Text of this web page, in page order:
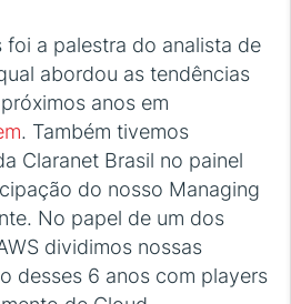
a palestra do analista de
abordou as tendências
anos em
. Também tivemos
Claranet Brasil no painel
do nosso Managing
No papel de um dos
dividimos nossas
desses 6 anos com players